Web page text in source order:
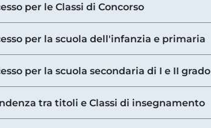
per le Classi di Concorso
per la scuola dell'infanzia e primaria
per la scuola secondaria di I e II grado
tra titoli e Classi di insegnamento